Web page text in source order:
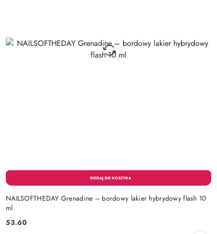
NAILSOFTHEDAY Grenadine – bordowy lakier hybrydowy flash 10
ml
Cena:
53.60